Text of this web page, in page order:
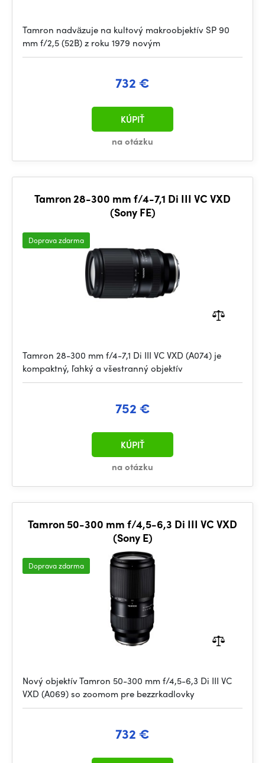
Tamron nadväzuje na kultový makroobjektív SP 90
mm f/2,5 (52B) z roku 1979 novým
732 €
na otázku
KÚPIŤ
Tamron 28-300 mm f/4-7,1 Di III VC VXD
(Sony FE)
Doprava zdarma
Tamron 28-300 mm f/4-7,1 Di III VC VXD (A074) je
kompaktný, ľahký a všestranný objektív
752 €
na otázku
KÚPIŤ
Tamron 50-300 mm f/4,5-6,3 Di III VC VXD
(Sony E)
Doprava zdarma
Nový objektív Tamron 50-300 mm f/4,5-6,3 Di III VC
VXD (A069) so zoomom pre bezzrkadlovky
732 €